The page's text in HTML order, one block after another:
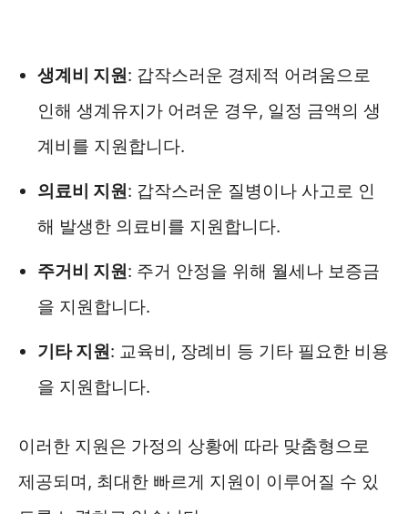
생계비 지원: 갑작스러운 경제적 어려움으로
인해 생계유지가 어려운 경우, 일정 금액의 생
계비를 지원합니다.
의료비 지원: 갑작스러운 질병이나 사고로 인
해 발생한 의료비를 지원합니다.
주거비 지원: 주거 안정을 위해 월세나 보증금
을 지원합니다.
기타 지원: 교육비, 장례비 등 기타 필요한 비용
을 지원합니다.
이러한 지원은 가정의 상황에 따라 맞춤형으로
제공되며, 최대한 빠르게 지원이 이루어질 수 있